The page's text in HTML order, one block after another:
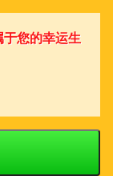
于您的幸运生